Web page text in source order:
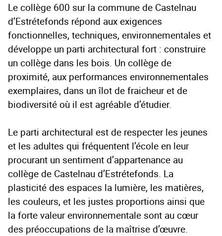
Le collège 600 sur la commune de Castelnau
d’Estrétefonds répond aux exigences
fonctionnelles, techniques, environnementales et
développe un parti architectural fort : construire
un collège dans les bois. Un collège de
proximité, aux performances environnementales
exemplaires, dans un îlot de fraicheur et de
biodiversité où il est agréable d’étudier.
Le parti architectural est de respecter les jeunes
et les adultes qui fréquentent l’école en leur
procurant un sentiment d’appartenance au
collège de Castelnau d’Estrétefonds. La
plasticité des espaces la lumière, les matières,
les couleurs, et les justes proportions ainsi que
la forte valeur environnementale sont au cœur
des préoccupations de la maîtrise d’œuvre.